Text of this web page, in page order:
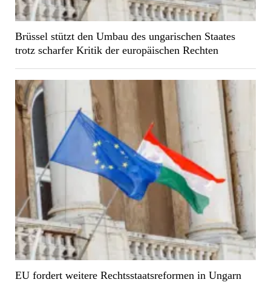
Brüssel stützt den Umbau des ungarischen Staates
trotz scharfer Kritik der europäischen Rechten
EU fordert weitere Rechtsstaatsreformen in Ungarn